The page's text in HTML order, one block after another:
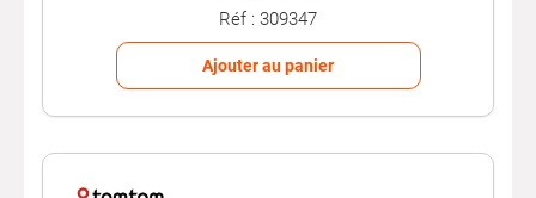
Réf : 309347
Ajouter au panier